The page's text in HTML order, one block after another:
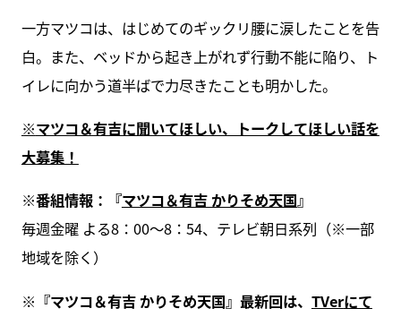
一方マツコは、はじめてのギックリ腰に涙したことを告
白。また、ベッドから起き上がれず行動不能に陥り、ト
イレに向かう道半ばで力尽きたことも明かした。
※マツコ＆有吉に聞いてほしい、トークしてほしい話を
大募集！
※番組情報：『マツコ＆有吉 かりそめ天国』
毎週金曜 よる8：00～8：54、テレビ朝日系列（※一部
地域を除く）
※『マツコ＆有吉 かりそめ天国』最新回は、 TVerにて